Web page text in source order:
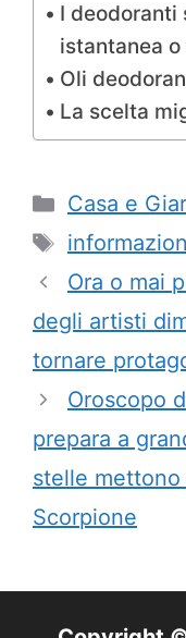
I deodoranti
istantanea
Oli
La scelta
Categorie
Casa e
Tag
Ora o mai
degli artisti
tornare
Oroscopo
prepara a
stelle
Scorpione